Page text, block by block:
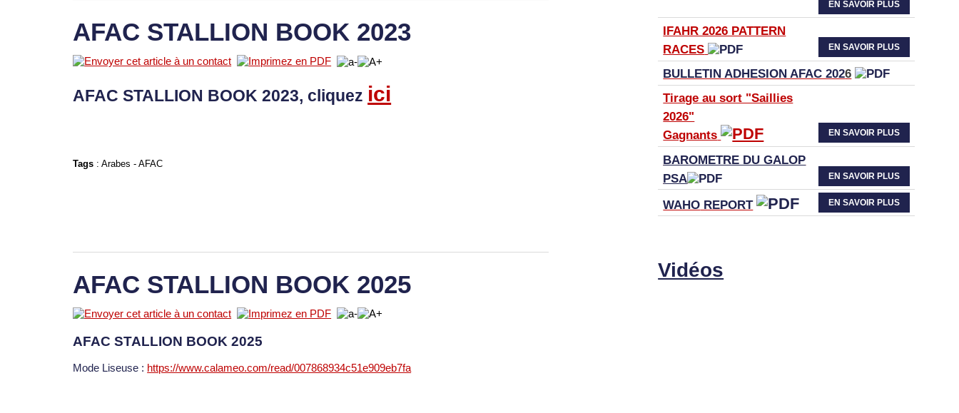
AFAC STALLION BOOK 2023
AFAC STALLION BOOK 2023, cliquez ici
Tags :Arabes -AFAC
AFAC STALLION BOOK 2025
AFAC STALLION BOOK 2025
Mode Liseuse : https://www.calameo.com/read/007868934c51e909eb7fa
EN SAVOIR PLUS
IFAHR 2026 PATTERN
RACES
EN SAVOIR PLUS
BULLETIN ADHESION AFAC 2026
Tirage au sort "Saillies
2026"
Gagnants
EN SAVOIR PLUS
BAROMETRE DU GALOP
PSA
EN SAVOIR PLUS
WAHO REPORT EN SAVOIR PLUS
Vidéos